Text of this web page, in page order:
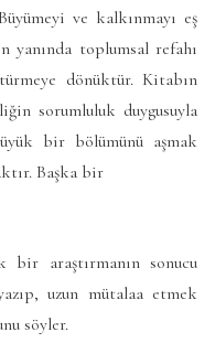
ve kalkınmayı eş
yanında toplumsal refahı
dönüktür. Kitabın
sorumluluk duygusuyla
bir bölümünü aşmak
Başka bir
araştırmanın sonucu
uzun mütalaa etmek
söyler.